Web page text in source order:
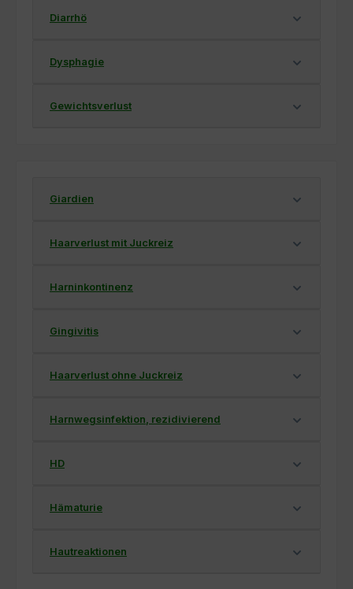
Diarrhö
Dysphagie
Gewichtsverlust
Giardien
Haarverlust mit Juckreiz
Harninkontinenz
Gingivitis
Haarverlust ohne Juckreiz
Harnwegsinfektion, rezidivierend
HD
Hämaturie
Hautreaktionen